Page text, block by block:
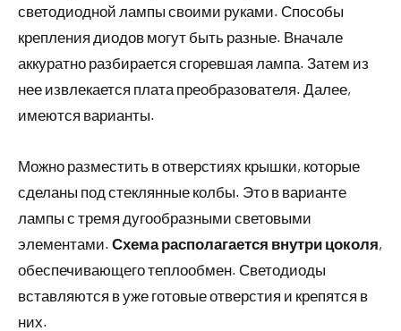
светодиодной лампы своими руками. Способы
крепления диодов могут быть разные. Вначале
аккуратно разбирается сгоревшая лампа. Затем из
нее извлекается плата преобразователя. Далее,
имеются варианты.
Можно разместить в отверстиях крышки, которые
сделаны под стеклянные колбы. Это в варианте
лампы с тремя дугообразными световыми
элементами. Схема располагается внутри цоколя,
обеспечивающего теплообмен. Светодиоды
вставляются в уже готовые отверстия и крепятся в
них.